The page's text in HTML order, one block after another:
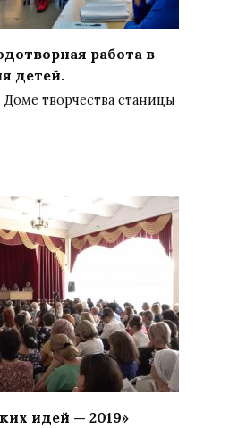
работа в
детей.
Доме творчества станицы
идей — 2019»